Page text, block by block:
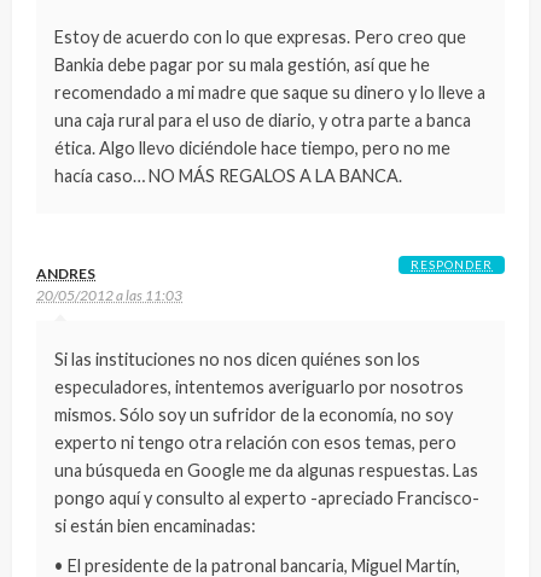
Estoy de acuerdo con lo que expresas. Pero creo que
Bankia debe pagar por su mala gestión, así que he
recomendado a mi madre que saque su dinero y lo lleve a
una caja rural para el uso de diario, y otra parte a banca
ética. Algo llevo diciéndole hace tiempo, pero no me
hacía caso… NO MÁS REGALOS A LA BANCA.
ANDRES
20/05/2012 a las 11:03
Si las instituciones no nos dicen quiénes son los
especuladores, intentemos averiguarlo por nosotros
mismos. Sólo soy un sufridor de la economía, no soy
experto ni tengo otra relación con esos temas, pero
una búsqueda en Google me da algunas respuestas. Las
pongo aquí y consulto al experto -apreciado Francisco-
si están bien encaminadas:
• El presidente de la patronal bancaria, Miguel Martín,
RESPONDER